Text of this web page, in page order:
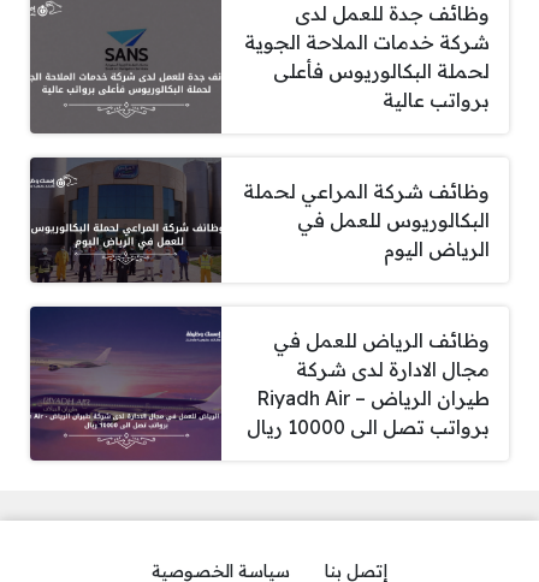
وظائف جدة للعمل لدى
شركة خدمات الملاحة الجوية
لحملة البكالوريوس فأعلى
برواتب عالية
وظائف شركة المراعي لحملة
البكالوريوس للعمل في
الرياض اليوم
وظائف الرياض للعمل في
مجال الادارة لدى شركة
طيران الرياض – Riyadh Air
برواتب تصل الى 10000 ريال
إتصل بنا سياسة الخصوصية